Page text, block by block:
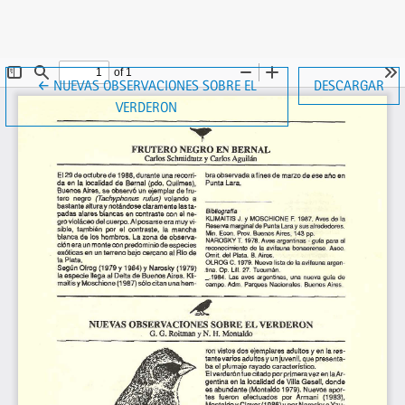
←VOLVER A LOS DETALLES DEL ARTÍCULO
NUEVAS OBSERVACIONES SOBRE EL
VERDERON
DESCARGAR